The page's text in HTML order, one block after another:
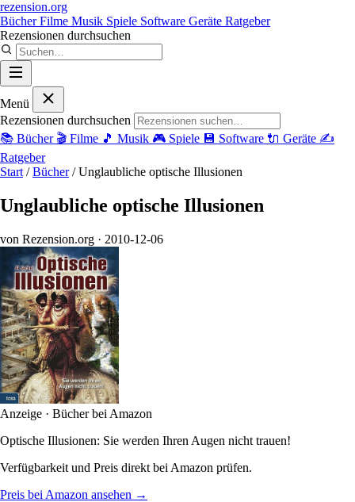
rezension.org
BücherFilme Musik Spiele Software Geräte Ratgeber
Rezensionen durchsuchen
Menü
Rezensionen durchsuchen
📚 Bücher 🎬 Filme 🎵 Musik 🎮 Spiele 💾 Software 🔌 Geräte ✍️
Ratgeber
Start / Bücher / Unglaubliche optische Illusionen
Unglaubliche optische Illusionen
von Rezension.org · 2010-12-06
Anzeige · Bücher bei Amazon
Optische Illusionen: Sie werden Ihren Augen nicht trauen!
Verfügbarkeit und Preis direkt bei Amazon prüfen.
Preis bei Amazon ansehen →